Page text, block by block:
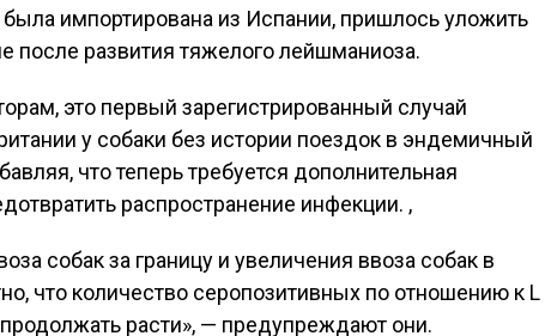
импортирована из Испании, пришлось уложить
после развития тяжелого лейшманиоза.
это первый зарегистрированный случай
у собаки без истории поездок в эндемичный
что теперь требуется дополнительная
распространение инфекции. ,
собак за границу и увеличения ввоза собак в
что количество серопозитивных по отношению к L
расти», — предупреждают они.